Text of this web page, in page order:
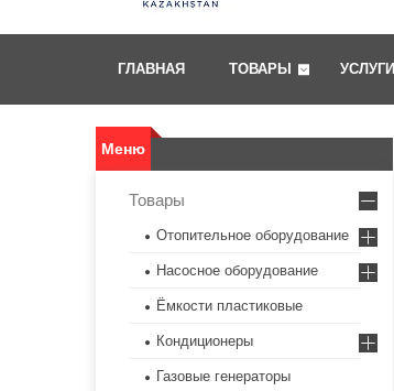
ГЛАВНАЯ ТОВАРЫ УСЛУГИ
Товары
Отопительное оборудование
Насосное оборудование
Ёмкости пластиковые
Кондиционеры
Газовые генераторы